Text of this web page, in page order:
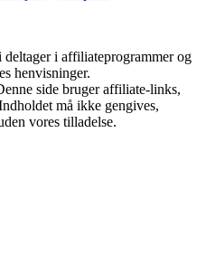
i affiliateprogrammer og
henvisninger.
side bruger affiliate-links,
må ikke gengives,
vores tilladelse.